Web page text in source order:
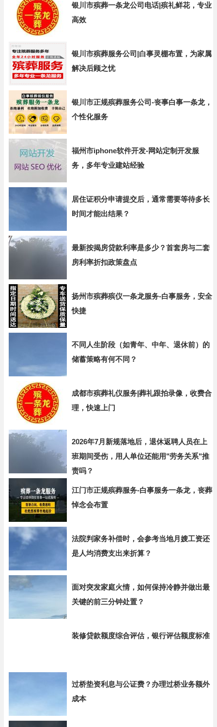
银川市殡葬一条龙公司电话|殡礼鲜花，专业
高效
银川市殡葬服务公司|白事灵棚布置，为家属
解决后顾之忧
银川市正规殡葬服务公司-丧事白事一条龙，
个性化服务
福州市iphone软件开发-网站定制开发服
务，多年专业建站经验
居住证积分申请提交后，通常需要等待多长
时间才能出结果？
最新按揭房贷款利率是多少？首套房与二套
房利率折扣政策盘点
扬州市殡葬殡仪一条龙服务-白事服务，安全
快捷
不同人生阶段（如青年、中年、退休前）的
储蓄策略有何不同？
成都市殡葬礼仪服务|葬礼跟拍录像，收费合
理，快速上门
2026年7月新规落地后，退休返聘人员在上
班期间受伤，用人单位还能用"劳务关系"推
责吗？
江门市正规殡葬服务-白事服务一条龙，丧葬
悼念会布置
法院判家务补偿时，会参考当地月嫂工资还
是人均消费支出来折算？
面对突发家庭火情，如何保持冷静并做出最
关键的前三分钟处置？
装修贷款额度综合评估，银行评估额度标准
过桥垫资利息与公证费？办理过桥业务额外
成本